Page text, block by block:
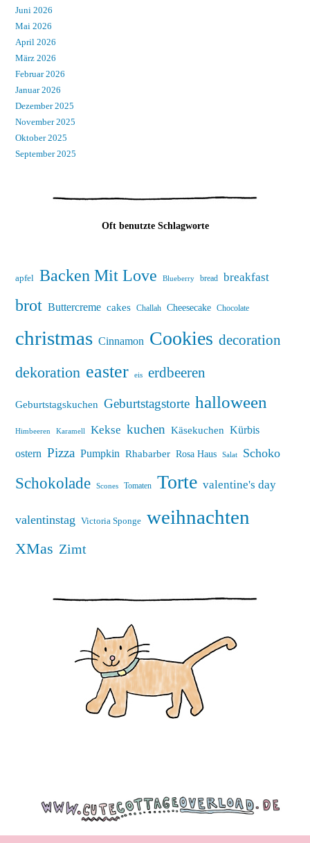
Juni 2026
Mai 2026
April 2026
März 2026
Februar 2026
Januar 2026
Dezember 2025
November 2025
Oktober 2025
September 2025
Oft benutzte Schlagworte
apfel Backen Mit Love Blueberry bread breakfast
brot Buttercreme cakes Challah Cheesecake Chocolate
christmas Cinnamon Cookies decoration
dekoration easter eis erdbeeren
Geburtstagskuchen Geburtstagstorte halloween
Himbeeren Karamell Kekse kuchen Käsekuchen Kürbis
ostern Pizza Pumpkin Rhabarber Rosa Haus Salat Schoko
Schokolade Scones Tomaten Torte valentine's day
valentinstag Victoria Sponge weihnachten
XMas Zimt